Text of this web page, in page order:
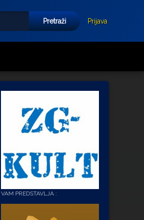
Prijava
VAM PREDSTAVLJA :